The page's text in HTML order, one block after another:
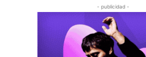
- publicidad -